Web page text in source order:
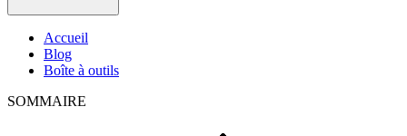
Accueil
Blog
Boîte à outils
SOMMAIRE